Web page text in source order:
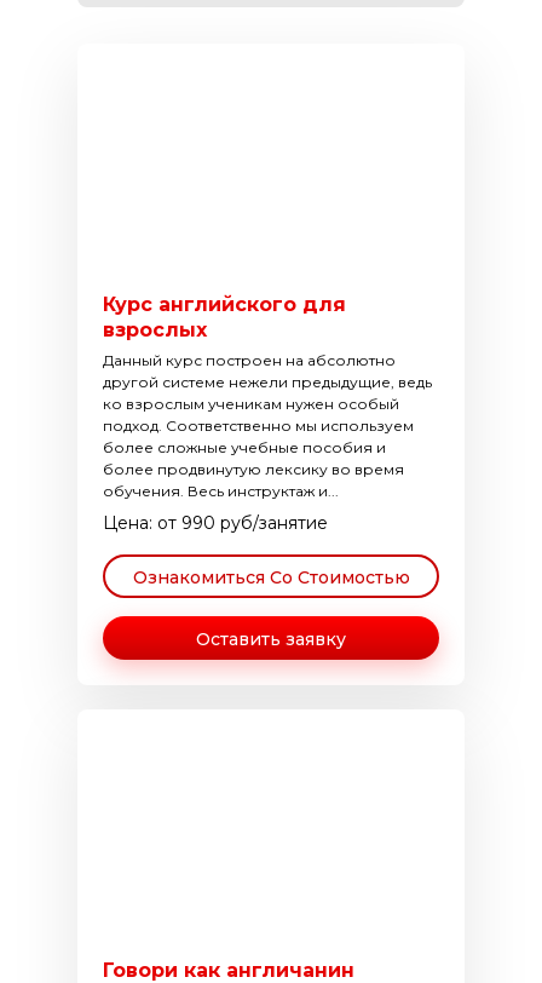
Курс английского для
взрослых
Данный курс построен на абсолютно
другой системе нежели предыдущие, ведь
ко взрослым ученикам нужен особый
подход. Соответственно мы используем
более сложные учебные пособия и
более продвинутую лексику во время
обучения. Весь инструктаж и...
Цена: от 990 руб/занятие
Ознакомиться Со Стоимостью
Оставить заявку
Говори как англичанин